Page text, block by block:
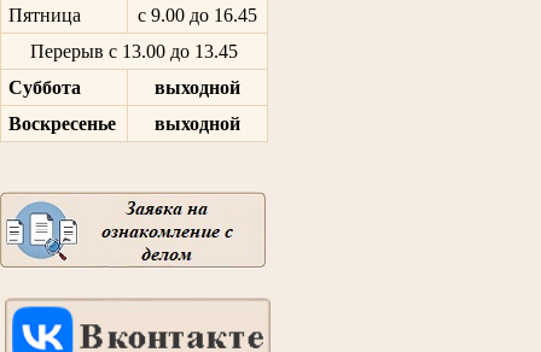
Пятница
с 9.00 до 16.45
Перерыв с 13.00 до 13.45
Суббота
выходной
Воскресенье
выходной